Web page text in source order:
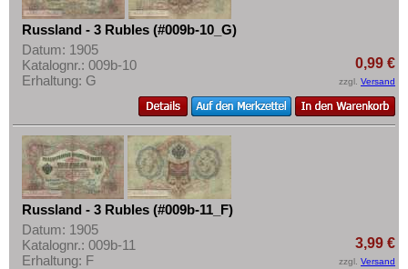
Russland - 3 Rubles (#009b-10_G)
Datum: 1905
Katalognr.: 009b-10
Erhaltung: G
0,99 €
zzgl. Versand
Russland - 3 Rubles (#009b-11_F)
Datum: 1905
Katalognr.: 009b-11
Erhaltung: F
3,99 €
zzgl. Versand